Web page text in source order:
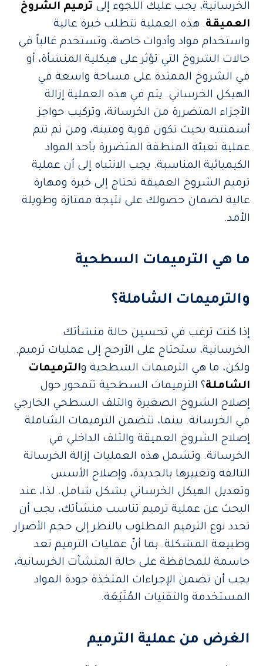
الخرسانية، يجب عليك اللجوء إلى ترميم الشروخ
العميقة. هذه العملية تتطلب خبرة عالية
واستخدام مواد وأدوات خاصة، وتستخدم غالباً في
حالات الشروخ التي تؤثر على هيكلية المنشأة، أو
في الشروخ الممتدة على مساحة واسعة في
الهيكل الخرساني. يتم في هذه العملية إزالة
الأجزاء المتضررة من الخرسانة، وتركيب حواجز
أسمنتية بحيث تكون قوية ومتينة، ومن ثم تتم
عملية تعبئة المنطقة المتضررة بأحد المواد
الكيميائية المناسبة. يجب الانتباه إلى أن عملية
ترميم الشروخ العميقة تحتاج إلى خبرة ومهارة
عالية لضمان حصولك على نتيجة ممتازة وطويلة
الأمد.
ما هي الترميمات السطحية
والترميمات الشاملة؟
إذا كنت ترغب في تحسين حالة منشأتك
الخرسانية، ستحتاج على الأرجح إلى عمليات ترميم.
ولكن، ما هي الترميمات السطحية والترميمات
الشاملة؟ الترميمات السطحية تتمحور حول
إصلاح الشروخ الصغيرة والتلف السطحي الخارجي
في الخرسانة. بينما، تتضمن الترميمات الشاملة
إصلاح الشروخ العميقة والتلف الداخلي في
الخرسانة. وتشمل هذه العمليات إزالة الخرسانة
التالفة وتغييرها بالجديدة، وإصلاح الأسس
وتعديل الهيكل الخرساني بشكل شامل. لذا، عند
البحث عن عملية ترميم تناسب منشأتك، يجب أن
تحدد نوع الترميم المطلوب بالنظر إلى حجم الأضرار
وطبيعة المشكلة. بما أنّ عمليات الترميم تعد
حاسمة للمحافظة على حالة المنشآت الخرسانية،
يجب أن تضمن الإجراءات المتخذة جودة المواد
المستخدمة والتقنيات المُتَبَعَة.
الغرض من عملية الترميم